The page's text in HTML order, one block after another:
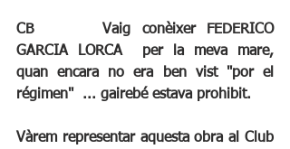
CB		Vaig conèixer FEDERICO
GARCIA LORCA  per la meva mare,
quan encara no era ben vist "por el
régimen"  ... gairebé estava prohibit.
Vàrem representar aquesta obra al Club